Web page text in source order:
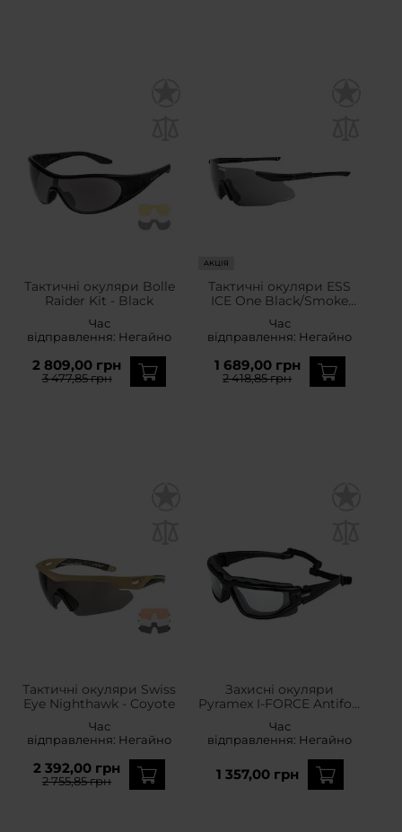
Тактичні окуляри Bolle
Raider Kit - Black
Час
відправлення: Негайно
2 809,00 грн
3 477,85 грн
АКЦІЯ
Тактичні окуляри ESS
ICE One Black/Smoke
Час
відправлення: Негайно
1 689,00 грн
2 418,85 грн
Тактичні окуляри Swiss
Eye Nighthawk - Coyote
Час
відправлення: Негайно
2 392,00 грн
2 755,85 грн
Захисні окуляри
Pyramex I-FORCE Antifog
Час
відправлення: Негайно
1 357,00 грн